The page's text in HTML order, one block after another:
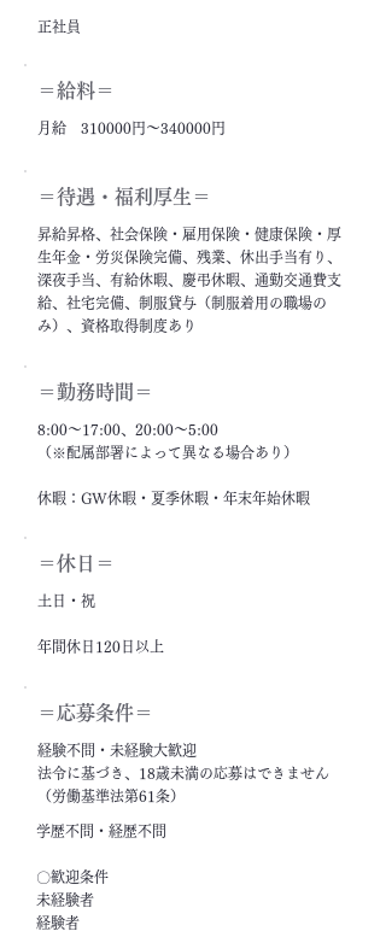
正社員
＝給料＝
月給 310000円～340000円
＝​待遇・福利厚生＝
昇給昇格、社会保険・雇用保険・健康保険・厚
生年金・労災保険完備、残業、休出手当有り、
深夜手当、有給休暇、慶弔休暇、通勤交通費支
給、社宅完備、制服貸与（制服着用の職場の
み）、資格取得制度あり
＝勤務時間＝
8:00～17:00、20:00～5:00
（※配属部署によって異なる場合あり）
休暇：GW休暇・夏季休暇・年末年始休暇
＝休日＝
土日・祝
年間休日120日以上
＝応募条件＝
経験不問・未経験大歓迎
法令に基づき、18歳未満の応募はできません
（労働基準法第61条）
学歴不問・経歴不問
〇歓迎条件
未経験者
経験者